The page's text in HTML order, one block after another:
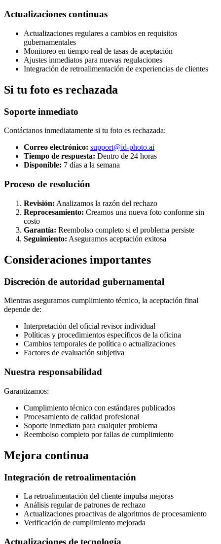
Actualizaciones continuas
Actualizaciones regulares a cambios en requisitos
gubernamentales
Monitoreo en tiempo real de tasas de aceptación
Ajustes inmediatos para nuevas regulaciones
Integración de retroalimentación de experiencias de clientes
Si tu foto es rechazada
Soporte inmediato
Contáctanos inmediatamente si tu foto es rechazada:
Correo electrónico: support@id-photo.ai
Tiempo de respuesta: Dentro de 24 horas
Disponible: 7 días a la semana
Proceso de resolución
Revisión: Analizamos la razón del rechazo
Reprocesamiento: Creamos una nueva foto conforme sin
costo
Garantía: Reembolso completo si el problema persiste
Seguimiento: Aseguramos aceptación exitosa
Consideraciones importantes
Discreción de autoridad gubernamental
Mientras aseguramos cumplimiento técnico, la aceptación final
depende de:
Interpretación del oficial revisor individual
Políticas y procedimientos específicos de la oficina
Cambios temporales de política o actualizaciones
Factores de evaluación subjetiva
Nuestra responsabilidad
Garantizamos:
Cumplimiento técnico con estándares publicados
Procesamiento de calidad profesional
Soporte inmediato para cualquier problema
Reembolso completo por fallas de cumplimiento
Mejora continua
Integración de retroalimentación
La retroalimentación del cliente impulsa mejoras
Análisis regular de patrones de rechazo
Actualizaciones proactivas de algoritmos de procesamiento
Verificación de cumplimiento mejorada
Actualizaciones de tecnología